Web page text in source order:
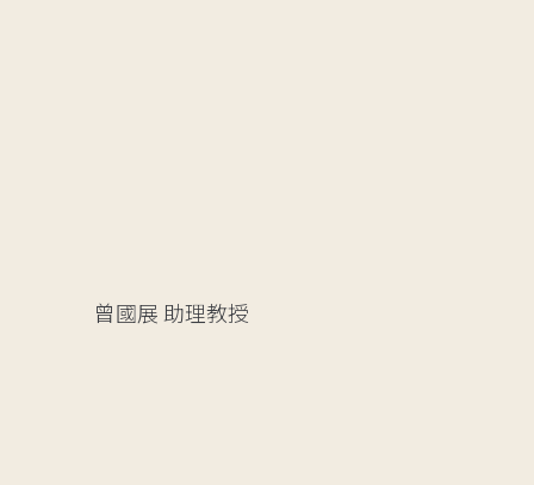
曾國展 助理教授